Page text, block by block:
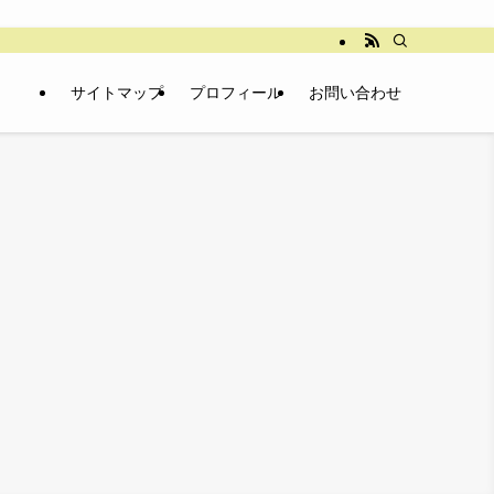
サイトマップ プロフィール お問い合わせ